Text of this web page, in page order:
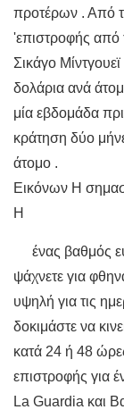
προτέρων . Από
'επιστροφής από
Σικάγο
δολάρια ανά
μία εβδομάδα
κράτηση δύο
άτομο .
Εικόνων Η
Η
ένας βαθμός
ψάχνετε για
υψηλή για τις
δοκιμάστε να
κατά 24 ή 48
επιστροφής για
La Guardia και